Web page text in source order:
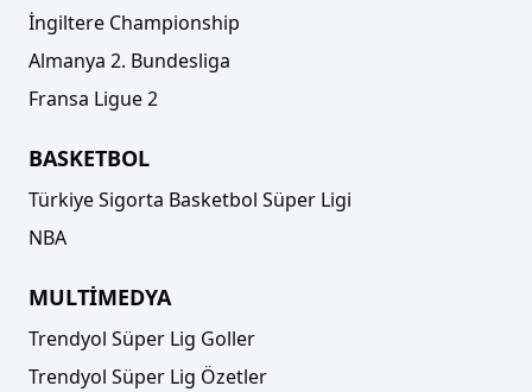
İngiltere Championship
Almanya 2. Bundesliga
Fransa Ligue 2
BASKETBOL
Türkiye Sigorta Basketbol Süper Ligi
NBA
MULTİMEDYA
Trendyol Süper Lig Goller
Trendyol Süper Lig Özetler